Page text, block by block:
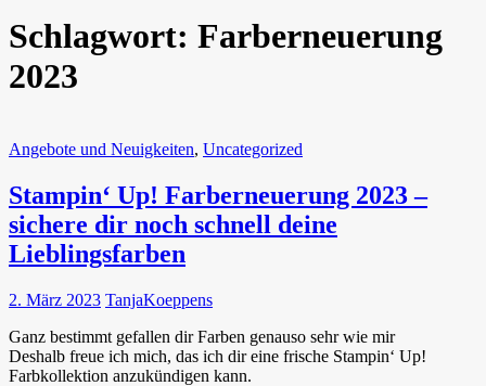
Schlagwort: Farberneuerung
2023
Angebote und Neuigkeiten, Uncategorized
Stampin‘ Up! Farberneuerung 2023 –
sichere dir noch schnell deine
Lieblingsfarben
2. März 2023 TanjaKoeppens
Ganz bestimmt gefallen dir Farben genauso sehr wie mir
Deshalb freue ich mich, das ich dir eine frische Stampin‘ Up!
Farbkollektion anzukündigen kann.